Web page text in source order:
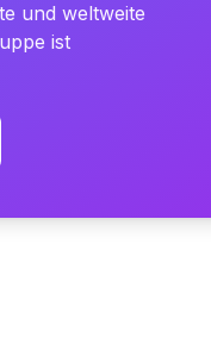
und weltweite
ist